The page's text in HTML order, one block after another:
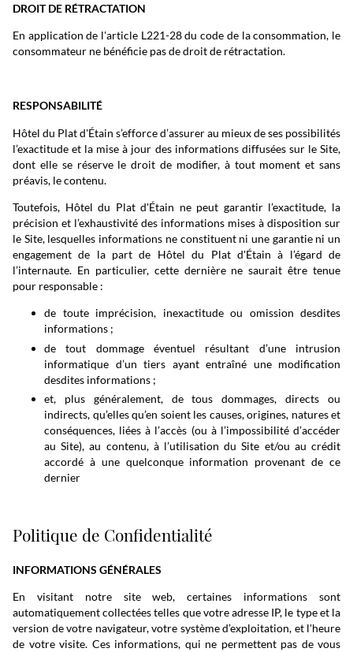
DROIT DE RÉTRACTATION
En application de l'article L221-28 du code de la consommation, le
consommateur ne bénéficie pas de droit de rétractation.
RESPONSABILITÉ
Hôtel du Plat d'Étain s’efforce d’assurer au mieux de ses possibilités
l’exactitude et la mise à jour des informations diffusées sur le Site,
dont elle se réserve le droit de modifier, à tout moment et sans
préavis, le contenu.
Toutefois, Hôtel du Plat d'Étain ne peut garantir l’exactitude, la
précision et l’exhaustivité des informations mises à disposition sur
le Site, lesquelles informations ne constituent ni une garantie ni un
engagement de la part de Hôtel du Plat d'Étain à l’égard de
l’internaute. En particulier, cette dernière ne saurait être tenue
pour responsable :
de toute imprécision, inexactitude ou omission desdites
informations ;
de tout dommage éventuel résultant d’une intrusion
informatique d’un tiers ayant entraîné une modification
desdites informations ;
et, plus généralement, de tous dommages, directs ou
indirects, qu’elles qu’en soient les causes, origines, natures et
conséquences, liées à l’accès (ou à l’impossibilité d’accéder
au Site), au contenu, à l’utilisation du Site et/ou au crédit
accordé à une quelconque information provenant de ce
dernier
Politique de Confidentialité
INFORMATIONS GÉNÉRALES
En visitant notre site web, certaines informations sont
automatiquement collectées telles que votre adresse IP, le type et la
version de votre navigateur, votre système d’exploitation, et l'heure
de votre visite. Ces informations, qui ne permettent pas de vous